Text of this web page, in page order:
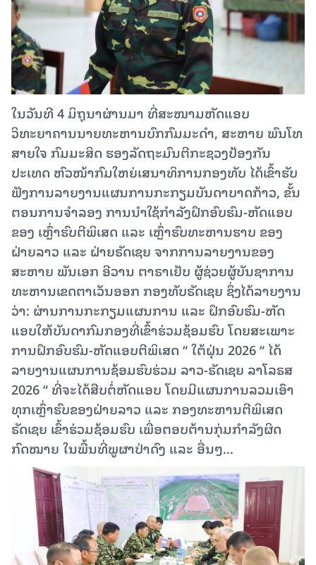
ໃນວັນທີ 4 ມິຖຸນາຜ່ານມາ ທີ່ສະໜາມຫັດແອບ
ວິທະຍາຄານນາຍທະຫານບົກກົມມະດໍາ, ສະຫາຍ ພົນໂທ
ສາຍໃຈ ກົມມະສິດ ຮອງລັດຖະມົນຕີກະຊວງປ້ອງກັນ
ປະເທດ ຫົວໜ້າກົມໃຫຍ່ເສນາທິການກອງທັບ ໄດ້ເຂົ້າຮັບ
ຟັງການລາຍງານແຜນການກະກຽມບັນດາບາດກ້າວ, ຂັ້ນ
ຕອນການຈໍາລອງ ການນໍາໃຊ້ກໍາລັງຝຶກອົບຮົມ-ຫັດແອບ
ຂອງ ເຫຼົ່າຮົບຕີພິເສດ ແລະ ເຫຼົ່າຮົບທະຫານຮາບ ຂອງ
ຝ່າຍລາວ ແລະ ຝ່າຍຣັດເຊຍ ຈາກການລາຍງານຂອງ
ສະຫາຍ ພັນເອກ ອີວານ ຕາຣາເຢັບ ຜູ້ຊ່ວຍຜູ້ບັນຊາການ
ທະຫານເຂດຕາເວັນອອກ ກອງທັບຣັດເຊຍ ຊຶ່ງໄດ້ລາຍງານ
ວ່າ: ຜ່ານການກະກຽມແຜນການ ແລະ ຝຶກອົບຮົມ-ຫັດ
ແອບໃຫ້ບັນດາກົມກອງທີ່ເຂົ້າຮ່ວມຊ້ອມຮົບ ໂດຍສະເພາະ
ການຝຶກອົບຮົມ-ຫັດແອບຕີພິເສດ “ ໃຕ້ຝຸ່ນ 2026 “ ໄດ້
ລາຍງານແຜນການຊ້ອມຮົບຮ່ວມ ລາວ-ຣັດເຊຍ ລາໂລຣສ
2026 “ ທີ່ຈະໄດ້ສືບຕໍ່ຫັດແອບ ໂດຍມີແຜນການລວມເອົາ
ທຸກເຫຼົ່າຮົບຂອງຝ່າຍລາວ ແລະ ກອງທະຫານຕີພິເສດ
ຣັດເຊຍ ເຂົ້າຮ່ວມຊ້ອມຮົບ ເພື່ອຕອບຕ້ານກຸ່ມກໍາລັງຜິດ
ກົດໝາຍ ໃນພື້ນທີ່ພູຜາປ່າດົງ ແລະ ອື່ນໆ...